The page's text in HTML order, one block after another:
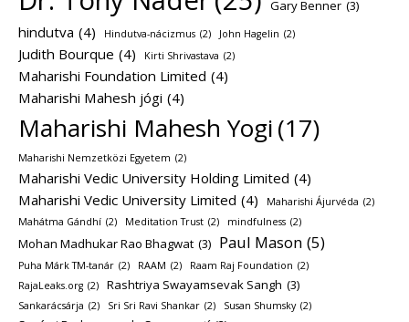
Gary Benner (3)
hindutva (4) Hindutva-nácizmus (2) John Hagelin (2)
Judith Bourque (4) Kirti Shrivastava (2)
Maharishi Foundation Limited (4)
Maharishi Mahesh jógi (4)
Maharishi Mahesh Yogi(17)
Maharishi Nemzetközi Egyetem (2)
Maharishi Vedic University Holding Limited (4)
Maharishi Vedic University Limited (4) Maharishi Ájurvéda (2)
Mahátma Gándhí (2) Meditation Trust (2) mindfulness (2)
Mohan Madhukar Rao Bhagwat (3) Paul Mason (5)
Puha Márk TM-tanár (2) RAAM (2) Raam Raj Foundation (2)
RajaLeaks.org (2) Rashtriya Swayamsevak Sangh (3)
Sankarácsárja (2) Sri Sri Ravi Shankar (2) Susan Shumsky (2)